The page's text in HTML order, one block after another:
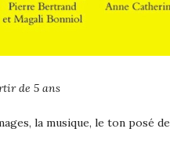
de 5 ans
la musique, le ton posé